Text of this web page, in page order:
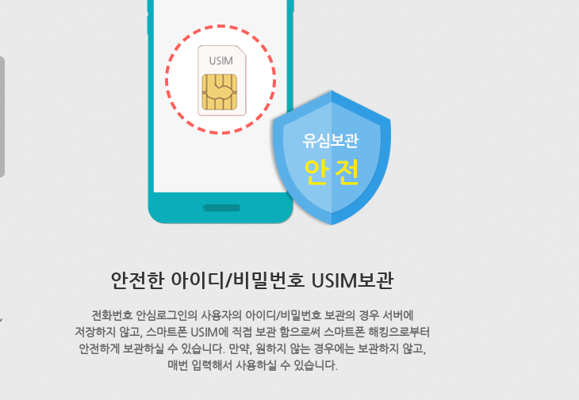
안전한 아이디/비밀번호 USIM보관
전화번호 안심로그인의 사용자의 아이디/비밀번호 보관의 경우 서버에
저장하지 않고, 스마트폰 USIM에 직접 보관 함으로써 스마트폰 해킹으로부터
안전하게 보관하실 수 있습니다. 만약, 원하지 않는 경우에는 보관하지 않고,
매번 입력해서 사용하실 수 있습니다.